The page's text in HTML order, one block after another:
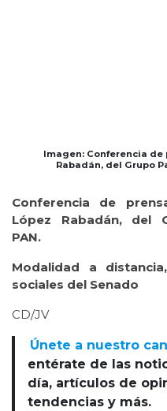
Imagen: Conferencia de
Rabadán, del Grupo
Conferencia de
López Rabadán, del
PAN.
Modalidad a
sociales del Senado
CD/JV
Únete a nuestro
entérate de las
día, artículos de
tendencias y más.